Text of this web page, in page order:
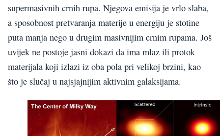
supermasivnih crnih rupa. Njegova emisija je vrlo slaba,
a sposobnost pretvaranja materije u energiju je stotine
puta manja nego u drugim masivnijim crnim rupama. Još
uvijek ne postoje jasni dokazi da ima mlaz ili protok
materijala koji izlazi iz oba pola pri velikoj brzini, kao
što je slučaj u najsjajnijim aktivnim galaksijama.